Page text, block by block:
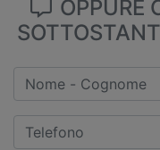
OPPURE